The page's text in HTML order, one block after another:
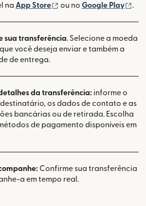
na App Store (abre em uma nova
ou no Google Play .
sua transferência. Selecione a moeda
você deseja enviar e também a
de entrega.
detalhes da transferência: informe o
os dados de contato e as
bancárias ou de retirada. Escolha
de pagamento disponíveis em
Confirme sua transferência
a em tempo real.